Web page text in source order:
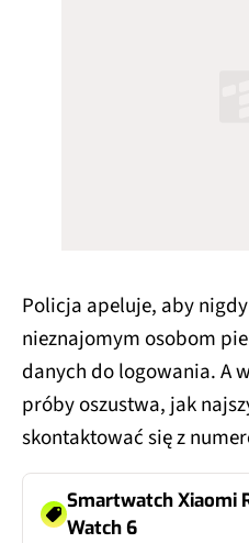
Policja apeluje, aby
nieznajomym osobom
danych do logowania. A
próby oszustwa, jak
skontaktować się z
Smartwatch Xiaomi
Watch 6